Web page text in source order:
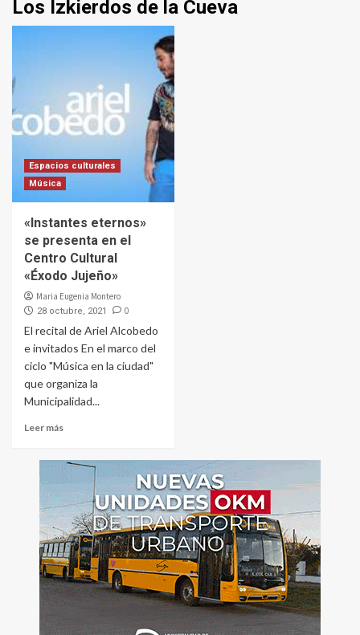
Los Izkierdos de la Cueva
Espacios culturales
Música
«Instantes eternos»
se presenta en el
Centro Cultural
«Éxodo Jujeño»
Maria Eugenia Montero
28 octubre, 2021 0
El recital de Ariel Alcobedo
e invitados En el marco del
ciclo "Música en la ciudad"
que organiza la
Municipalidad...
Leer más